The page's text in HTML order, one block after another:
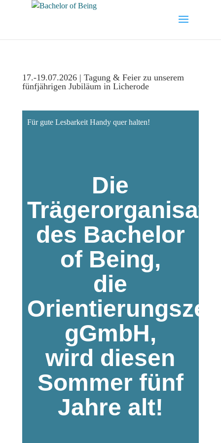
17.-19.07.2026 | Tagung & Feier zu unserem
fünfjährigen Jubiläum in Licherode
Für gute Lesbarkeit Handy quer halten!
Die
des Bachelor
of Being,
die
gGmbH,
wird diesen
Sommer fünf
Jahre alt!